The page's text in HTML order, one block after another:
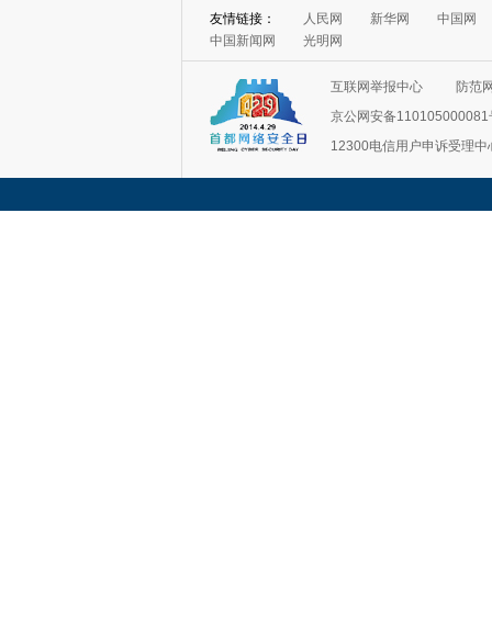
友情链接： 人民网 新华网
中国网
中国新闻网
光明网
互联网举报中心
防范
京公网安备110105000081
12300电信用户申诉受理中